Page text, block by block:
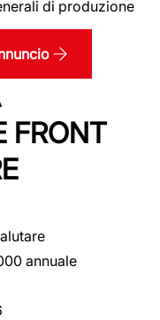
di produzione
FRONT
annuale